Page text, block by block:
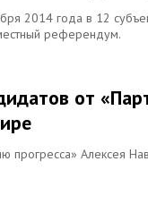
2014 года в 12
референдум.
от
прогресса» Алексея